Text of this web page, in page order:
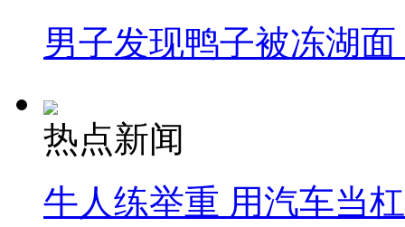
男子发现鸭子被冻湖
热点新闻
牛人练举重 用汽车当